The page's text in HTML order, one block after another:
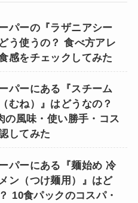
パーの『ラザニアシー
う使うの？ 食べ方アレ
感をチェックしてみた
パーにある『スチーム
むね）』はどうなの？
の風味・使い勝手・コス
してみた
パーにある『麺始め 冷
ン（つけ麺用）』はど
10食パックのコスパ・